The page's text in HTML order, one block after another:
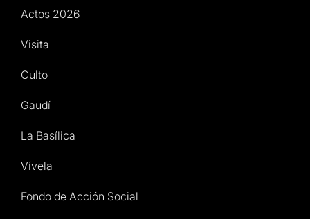
Actos 2026
Visita
Culto
Gaudí
La Basílica
Vívela
Fondo de Acción Social